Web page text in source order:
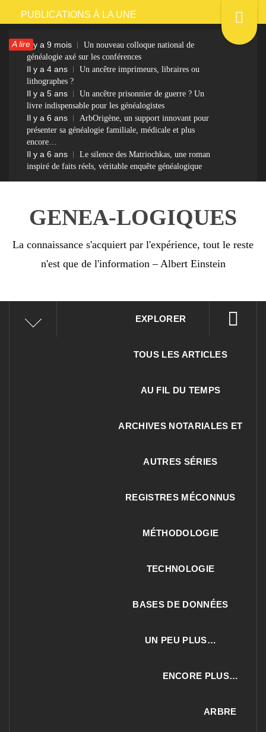
Passer
contenu
PUBLICATIONS À LA UNE
A lireIl y a 9 mois
Un nouveau colloque national de
généalogie axé sur les conférences
Il y a 4 ans
Un ancêtre imprimeurs, libraires ou
lithographes ?
Il y a 5 ans
Un ancêtre prisonnier de guerre ? Un
livre indispensable pour les généalogistes
Il y a 6 ans
ArbOrigène, un support innovant pour
présenter sa généalogie familiale, médicale et plus
encore…
Il y a 6 ans
Le silence des Matriochkas, une roman
inspiré de faits réels, véritable enquête généalogique
GENEA-LOGIQUES
La connaissance s'acquiert par l'expérience, tout le reste
n'est que de l'information – Albert Einstein
EXPLORER
TOUS LES ARTICLES
AU FIL DU TEMPS
ARCHIVES NOTARIALES ET
AUTRES SÉRIES
REGISTRES MÉCONNUS
MÉTHODOLOGIE
TECHNOLOGIE
BASES DE DONNÉES
UN PEU PLUS…
ENCORE PLUS…
ARBRE